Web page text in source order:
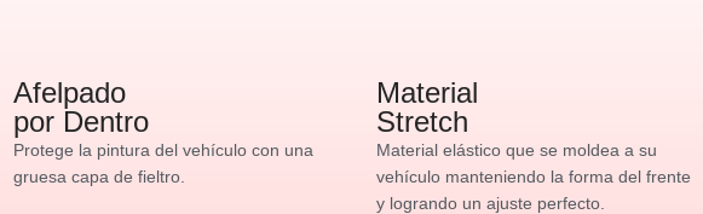
Afelpado
por Dentro
Protege la pintura del vehículo con una
gruesa capa de fieltro.
Material
Stretch
Material elástico que se moldea a su
vehículo manteniendo la forma del frente
y logrando un ajuste perfecto.